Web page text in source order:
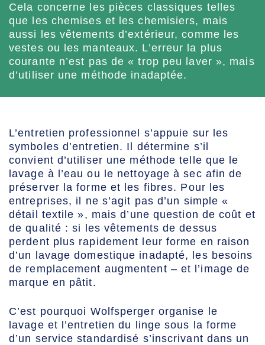
Cela concerne les pièces classiques telles
que les chemises et les chemisiers, mais
aussi les vêtements d’extérieur, comme les
vestes ou les manteaux. L’erreur la plus
courante n’est pas de « trop peu laver », mais
d’utiliser une méthode inadaptée.
L’entretien professionnel s’appuie sur les
symboles d’entretien. Il détermine s’il
convient d’utiliser une méthode telle que le
lavage à l’eau ou le nettoyage à sec afin de
préserver la forme et les fibres. Pour les
entreprises, il ne s’agit pas d’un simple «
détail textile », mais d’une question de coût et
de qualité : si les vêtements de dessus
perdent plus rapidement leur forme en raison
d’un lavage domestique inadapté, les besoins
de remplacement augmentent – et l’image de
marque en pâtit.
C’est pourquoi Wolfsperger organise le
lavage et l’entretien du linge sous la forme
d’un service standardisé s’inscrivant dans un